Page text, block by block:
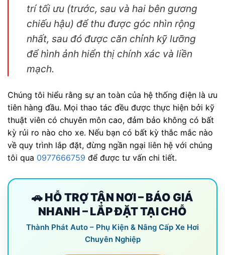
trí tối ưu (trước, sau và hai bên gương
chiếu hậu) để thu được góc nhìn rộng
nhất, sau đó được căn chỉnh kỹ lưỡng
để hình ảnh hiển thị chính xác và liền
mạch.
Chúng tôi hiểu rằng sự an toàn của hệ thống điện là ưu
tiên hàng đầu. Mọi thao tác đều được thực hiện bởi kỹ
thuật viên có chuyên môn cao, đảm bảo không có bất
kỳ rủi ro nào cho xe. Nếu bạn có bất kỳ thắc mắc nào
về quy trình lắp đặt, đừng ngần ngại liên hệ với chúng
tôi qua 0977666759 để được tư vấn chi tiết.
🚗 HỖ TRỢ TẬN NƠI – BÁO GIÁ
NHANH – LẮP ĐẶT TẠI CHỖ
Thành Phát Auto – Phụ Kiện & Nâng Cấp Xe Hơi
Chuyên Nghiệp